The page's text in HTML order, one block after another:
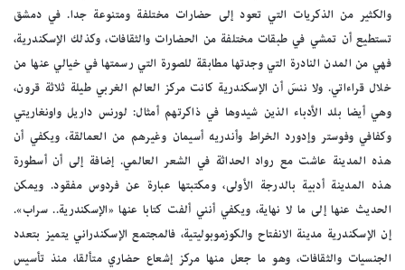
والكثير من الذكريات التي تعود إلى حضارات مختلفة ومتنوعة جدا. في دمشق
تستطيع أن تمشي في طبقات مختلفة من الحضارات والثقافات، وكذلك الإسكندرية،
فهي من المدن النادرة التي وجدتها مطابقة للصورة التي رسمتها في خيالي عنها من
خلال قراءاتي. ولا ننسَ أن الإسكندرية كانت مركز العالم الغربي طيلة ثلاثة قرون،
وهي أيضا بلد الأدباء الذين شيدوها في ذاكرتهم أمثال: لورنس داريل واونغاريتي
وكفافي وفوستر وإدورد الخراط وأندريه أسيمان وغيرهم من العمالقة، ويكفي أن
هذه المدينة عاشت مع رواد الحداثة في الشعر العالمي. إضافة إلى أن أسطورة
هذه المدينة أدبية بالدرجة الأولى، ومكتبتها عبارة عن فردوس مفقود. ويمكن
الحديث عنها إلى ما لا نهاية، ويكفي أنني ألفت كتابا عنها «الإسكندرية.. سراب».
إن الإسكندرية مدينة الانفتاح والكوزموبوليتية، فالمجتمع الإسكندراني يتميز بتعدد
الجنسيات والثقافات، وهو ما جعل منها مركز إشعاع حضاري متألقا، منذ تأسيس